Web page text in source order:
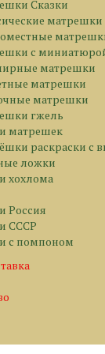
Сказки
матрешки
с
матрешки
матрешки
матрешки
гжель
матрешек
раскраски с
ложки
хохлома
Россия
СССР
с помпоном